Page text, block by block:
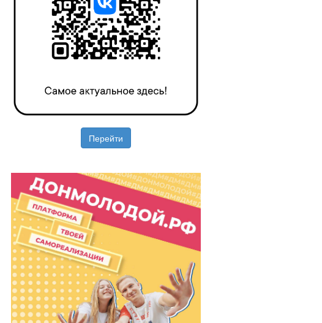
Перейти